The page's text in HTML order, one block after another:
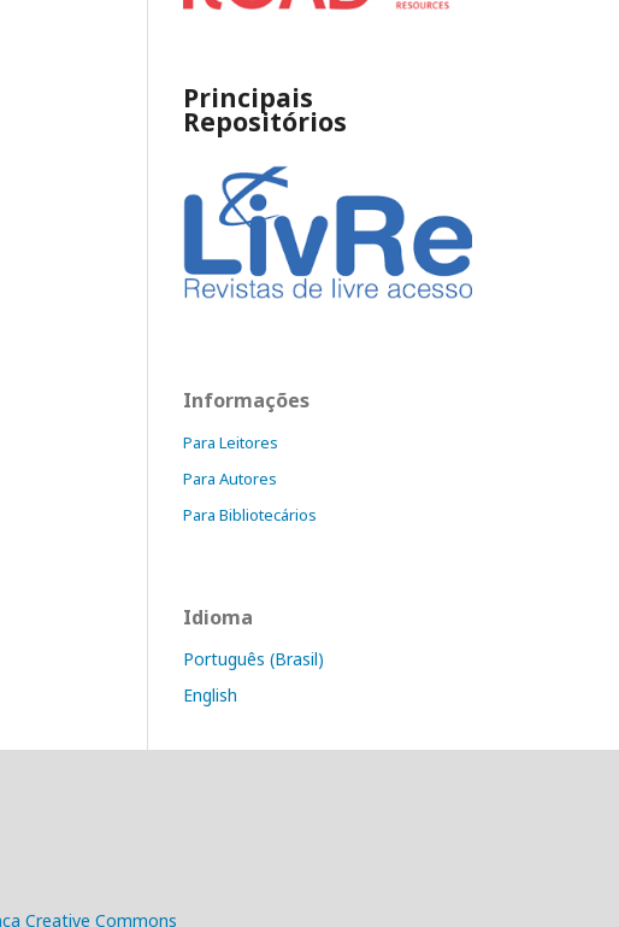
Principais
Repositórios
Informações
Para Leitores
Para Autores
Para Bibliotecários
Idioma
Português (Brasil)
English
Creative Commons